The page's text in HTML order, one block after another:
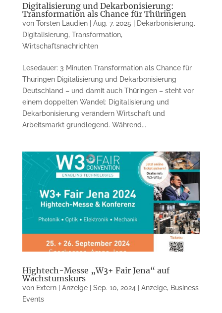
Digitalisierung und Dekarbonisierung:
Transformation als Chance für Thüringen
von Torsten Laudien| Aug. 7, 2025 Dekarbonisierung,
Digitalisierung, Transformation,
Wirtschaftsnachrichten
Lesedauer: 3 Minuten Transformation als Chance für
Thüringen Digitalisierung und Dekarbonisierung
Deutschland – und damit auch Thüringen – steht vor
einem doppelten Wandel: Digitalisierung und
Dekarbonisierung verändern Wirtschaft und
Arbeitsmarkt grundlegend. Während...
Hightech-Messe „W3+ Fair Jena“ auf
Wachstumskurs
von Extern | Anzeige| Sep. 10, 2024 | Anzeige, Business
Events